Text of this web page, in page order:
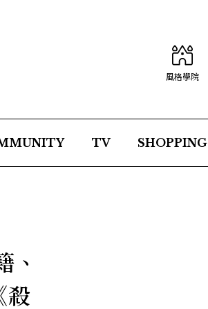
風格學院
TV SHOPPING
、
殺